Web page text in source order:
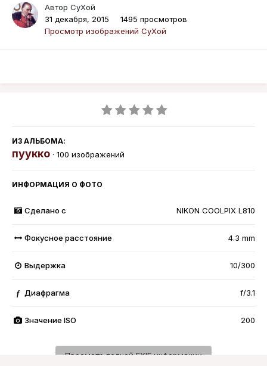
Автор СуХой
31 декабря, 2015
1495 просмотров
Просмотр изображений СуХой
ИЗ АЛЬБОМА:
пуукко · 100 изображений
ИНФОРМАЦИЯ О ФОТО
Сделано с NIKON COOLPIX L810
Фокусное расстояние 4.3 mm
Выдержка 10/300
f Диафрагма f/3.1
Значение ISO 200
Просмотр полной EXIF информации